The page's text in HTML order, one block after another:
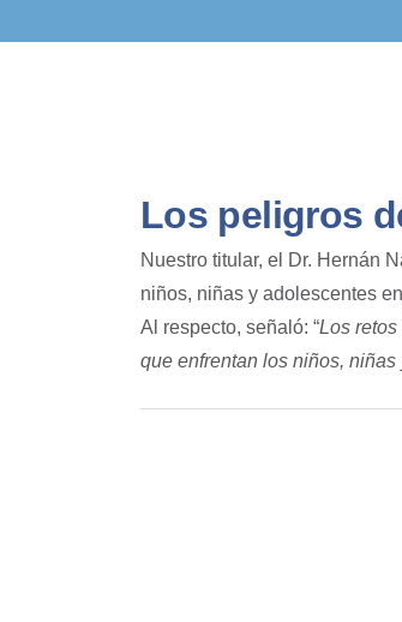
Los peligros
Nuestro titular, el Dr. Hernán
niños, niñas y adolescentes
Al respecto, señaló: “Los
que enfrentan los niños,